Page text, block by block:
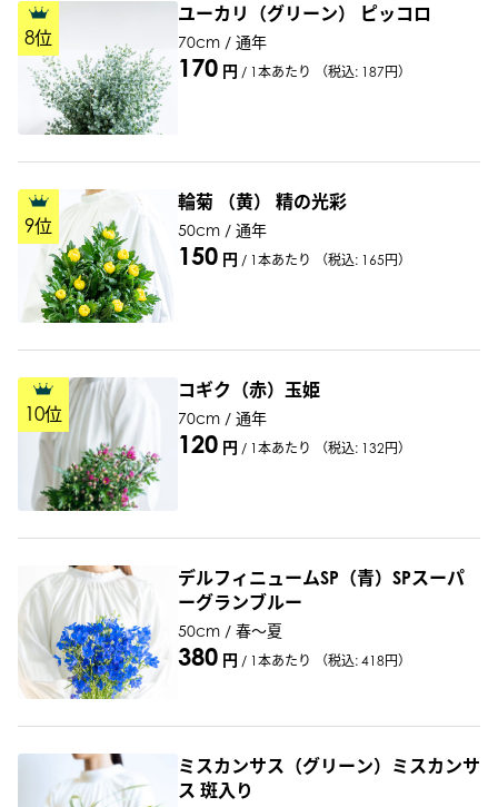
8位
ユーカリ（グリーン） ピッコロ
70cm / 通年
170 円 / 1本あたり （税込: 187円）
9位
輪菊 （黄） 精の光彩
50cm / 通年
150 円 / 1本あたり （税込: 165円）
10位
コギク（赤）玉姫
70cm / 通年
120 円 / 1本あたり （税込: 132円）
デルフィニュームSP（青）SPスーパ
ーグランブルー
50cm / 春～夏
380 円 / 1本あたり （税込: 418円）
ミスカンサス（グリーン）ミスカンサ
ス 斑入り